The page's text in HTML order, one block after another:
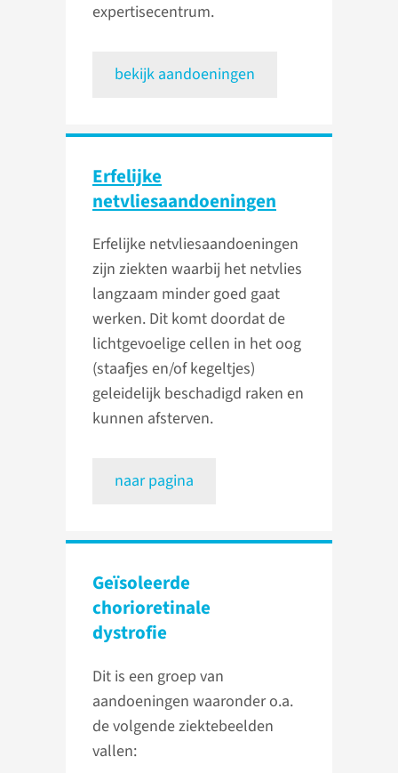
expertisecentrum.
bekijk aandoeningen
Erfelijke
netvliesaandoeningen
Erfelijke netvliesaandoeningen
zijn ziekten waarbij het netvlies
langzaam minder goed gaat
werken. Dit komt doordat de
lichtgevoelige cellen in het oog
(staafjes en/of kegeltjes)
geleidelijk beschadigd raken en
kunnen afsterven.
naar pagina
Geïsoleerde
chorioretinale
dystrofie
Dit is een groep van
aandoeningen waaronder o.a.
de volgende ziektebeelden
vallen: